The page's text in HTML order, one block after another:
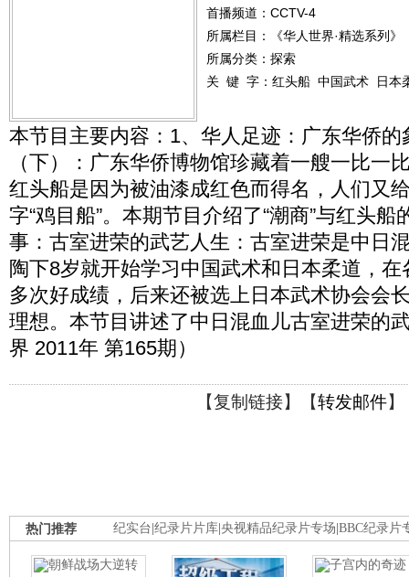
首播频道： CCTV-4
所属栏目：
《华人世界·精选系列》
所属分类：探索
关 键 字： 红头船 中国武术 日本
本节目主要内容：1、华人足迹：广东华侨的
（下）：广东华侨博物馆珍藏着一艘一比一
红头船是因为被油漆成红色而得名，人们又
字“鸡目船”。本期节目介绍了“潮商”与红头
事：古室进荣的武艺人生：古室进荣是中日
陶下8岁就开始学习中国武术和日本柔道，
多次好成绩，后来还被选上日本武术协会会
理想。本节目讲述了中日混血儿古室进荣的
界 2011年 第165期）
【复制链接】【转发邮件】
纪实台 纪录片片库 央视精品纪录片专场 BBC纪录片
热门推荐